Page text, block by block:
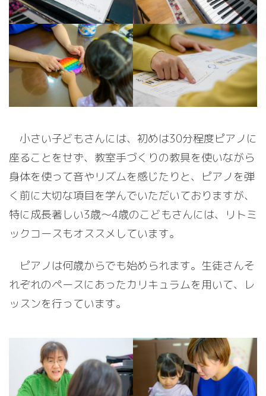
小さい子どもさんには、初めは30分程度ピアノに
座ることをせず、教室手づくりの教具を使いながら
身体を使って音やリズムを感じたりと、ピアノを弾
く前に大切な項目を学んでいただいておりますが、
特に成長著しい3歳〜4歳のこどもさんには、リトミ
ックコースもオススメしています。
ピアノは何歳からでも始められます。生徒さんそ
れぞれのペースにあったカリキュラムを用いて、レ
ッスンを行っています。